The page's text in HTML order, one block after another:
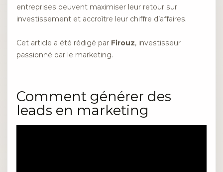
entreprises peuvent maximiser leur retour sur
investissement et accroître leur chiffre d’affaires.
Cet article a été rédigé par Firouz, investisseur
passionné par le marketing.
Comment générer des
leads en marketing